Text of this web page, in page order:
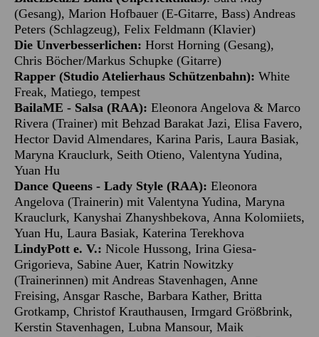
(Gesang), Marion Hofbauer (E-Gitarre, Bass) Andreas
Peters (Schlagzeug), Felix Feldmann (Klavier)
Die Unverbesserlichen: Horst Horning (Gesang),
Chris Böcher/Markus Schupke (Gitarre)
Rapper (Studio Atelierhaus Schützenbahn): White
Freak, Matiego, tempest
BailaME - Salsa (RAA): Eleonora Angelova & Marco
Rivera (Trainer) mit Behzad Barakat Jazi, Elisa Favero,
Hector David Almendares, Karina Paris, Laura Basiak,
Maryna Krauclurk, Seith Otieno, Valentyna Yudina,
Yuan Hu
Dance Queens - Lady Style (RAA): Eleonora
Angelova (Trainerin) mit Valentyna Yudina, Maryna
Krauclurk, Kanyshai Zhanyshbekova, Anna Kolomiiets,
Yuan Hu, Laura Basiak, Katerina Terekhova
LindyPott e. V.: Nicole Hussong, Irina Giesa-
Grigorieva, Sabine Auer, Katrin Nowitzky
(Trainerinnen) mit Andreas Stavenhagen, Anne
Freising, Ansgar Rasche, Barbara Kather, Britta
Grotkamp, Christof Krauthausen, Irmgard Größbrink,
Kerstin Stavenhagen, Lubna Mansour, Maik